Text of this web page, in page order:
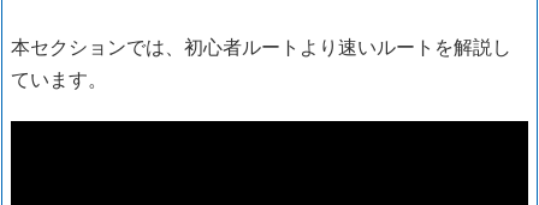
本セクションでは、初心者ルートより速いルートを解説し
ています。